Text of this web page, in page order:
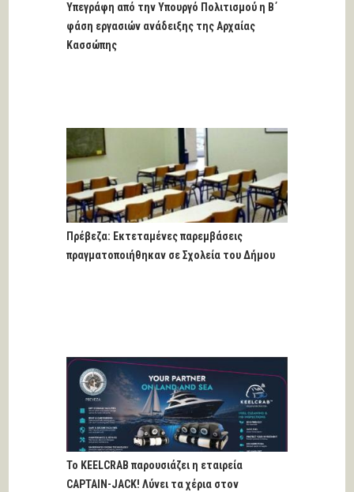
Υπεγράφη από την Υπουργό Πολιτισμού η Β΄
φάση εργασιών ανάδειξης της Αρχαίας
Κασσώπης
Πρέβεζα: Εκτεταμένες παρεμβάσεις
πραγματοποιήθηκαν σε Σχολεία του Δήμου
Το KEELCRAB παρουσιάζει η εταιρεία
CAPTAIN-JACK! Λύνει τα χέρια στον